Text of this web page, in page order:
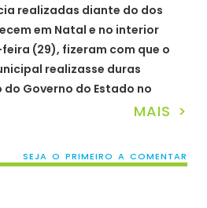
realizadas diante do dos
em Natal e no interior
(29), fizeram com que o
realizasse duras
Governo do Estado no
MAIS >
SEJA O PRIMEIRO A COMENTAR